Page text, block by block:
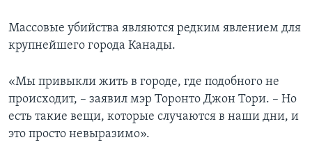
Массовые убийства являются редким явлением для
крупнейшего города Канады.
«Мы привыкли жить в городе, где подобного не
происходит, – заявил мэр Торонто Джон Тори. – Но
есть такие вещи, которые случаются в наши дни, и
это просто невыразимо».